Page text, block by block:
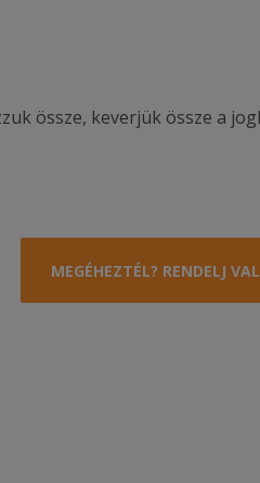
össze, keverjük össze a
MEGÉHEZTÉL? RENDELJ